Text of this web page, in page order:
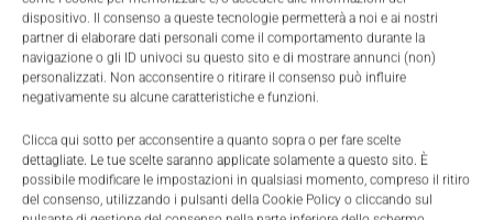
dispositivo. Il consenso a queste tecnologie permetterà a noi e ai nostri
partner di elaborare dati personali come il comportamento durante la
navigazione o gli ID univoci su questo sito e di mostrare annunci (non)
personalizzati. Non acconsentire o ritirare il consenso può influire
negativamente su alcune caratteristiche e funzioni.
Clicca qui sotto per acconsentire a quanto sopra o per fare scelte
dettagliate. Le tue scelte saranno applicate solamente a questo sito. È
possibile modificare le impostazioni in qualsiasi momento, compreso il ritiro
del consenso, utilizzando i pulsanti della Cookie Policy o cliccando sul
È di HPE il supercomputer più veloce ed
efficiente del mondo
Massimiliano Luce 14 Giugno 2022